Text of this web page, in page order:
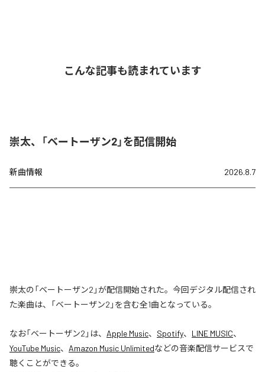
こんな記事も読まれています
崇太、「ベートーザン2」を配信開始
新曲情報 2026.8.7
崇太の「ベートーザン2」が配信開始された。今回デジタル配信され
た楽曲は、「ベートーザン2」を含む全1曲となっている。
なお「ベートーザン2 」は、 Apple Music、 Spotify、 LINE MUSIC、
YouTube Music、 Amazon Music Unlimitedなどの音楽配信サービスで
聴くことができる。